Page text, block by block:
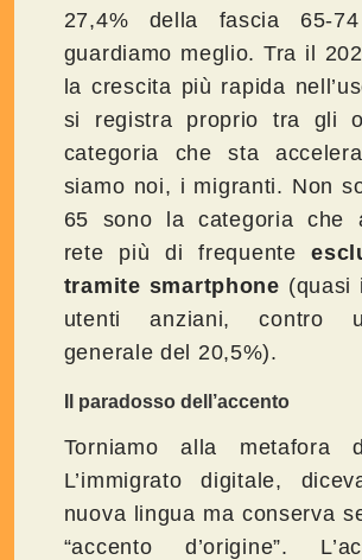
27,4% della fascia 65-
guardiamo meglio. Tra il
la crescita più rapida
si registra proprio tra gli
categoria che sta
siamo noi, i migranti. Non
65 sono la categoria che
rete più di frequente
tramite smartphone (quasi
utenti anziani, contro
generale del 20,5%).
Il paradosso dell’accento
Torniamo alla metafora
L’immigrato digitale,
nuova lingua ma conserva
“accento d’origine”.